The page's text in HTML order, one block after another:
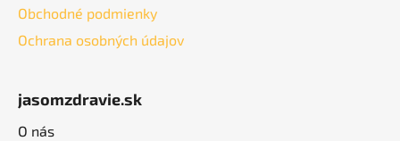
Obchodné podmienky
Ochrana osobných údajov
jasomzdravie.sk
O nás